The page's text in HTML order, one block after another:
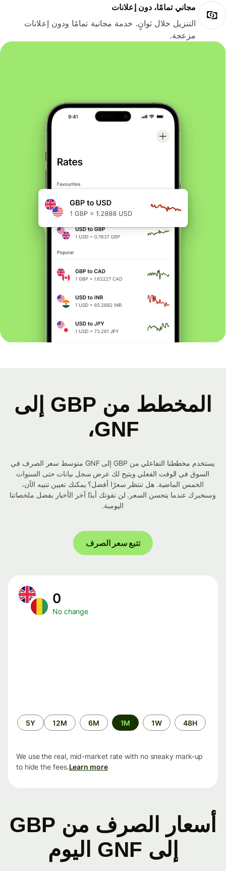
مجاني تمامًا، دون إعلانات
التنزيل خلال ثوانٍ. خدمة مجانية تمامًا ودون إعلانات
مزعجة.
المخطط من GBP إلى
GNF،
يستخدم مخططنا التفاعلي من GBP إلى GNF متوسط ​​سعر الصرف في
السوق في الوقت الفعلي ويتيح لك عرض سجل بيانات حتى السنوات
الخمس الماضية. هل تنتظر سعرًا أفضل؟ يمكنك تعيين تنبيه الآن،
وسنخبرك عندما يتحسن السعر. لن تفوتك أبدًا آخر الأخبار بفضل ملخصاتنا
اليومية.
تتبع سعر الصرف
No change
الفترة
الزمنية
48H
1W
1M
6M
12M
5Y
We use the real, mid-market rate with no sneaky mark-up
to hide the fees.Learn more
أسعار الصرف من GBP
إلى GNF اليوم